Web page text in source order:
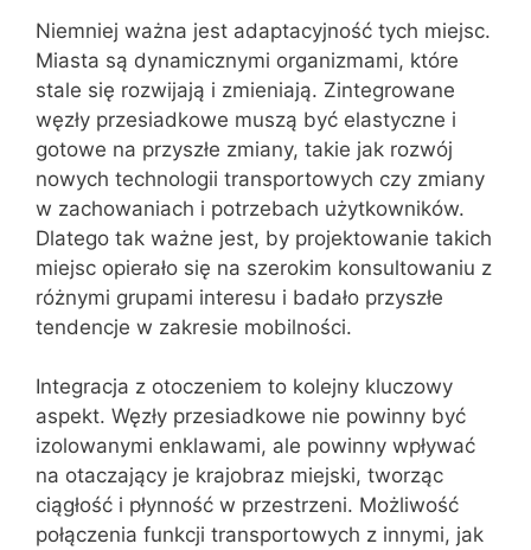
Niemniej ważna jest adaptacyjność tych miejsc.
Miasta są dynamicznymi organizmami, które
stale się rozwijają i zmieniają. Zintegrowane
węzły przesiadkowe muszą być elastyczne i
gotowe na przyszłe zmiany, takie jak rozwój
nowych technologii transportowych czy zmiany
w zachowaniach i potrzebach użytkowników.
Dlatego tak ważne jest, by projektowanie takich
miejsc opierało się na szerokim konsultowaniu z
różnymi grupami interesu i badało przyszłe
tendencje w zakresie mobilności.
Integracja z otoczeniem to kolejny kluczowy
aspekt. Węzły przesiadkowe nie powinny być
izolowanymi enklawami, ale powinny wpływać
na otaczający je krajobraz miejski, tworząc
ciągłość i płynność w przestrzeni. Możliwość
połączenia funkcji transportowych z innymi, jak